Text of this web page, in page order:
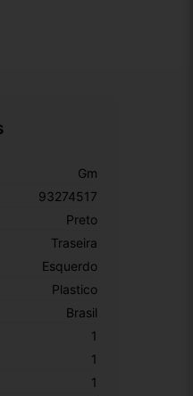
Gm
93274517
Preto
Traseira
Esquerdo
Plastico
Brasil
1
1
1